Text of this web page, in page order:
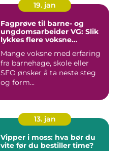
19. jan
Fagprøve til barne- og
ungdomsarbeider VG: Slik
lykkes flere voksne
Mange voksne med erfaring
fra barnehage, skole eller
SFO ønsker å ta neste steg
og form...
13. jan
Vipper i moss: hva bør du
vite før du bestiller time?